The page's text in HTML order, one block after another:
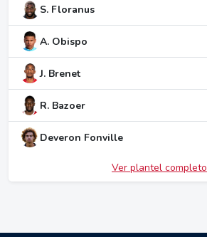
S. Floranus
A. Obispo
J. Brenet
R. Bazoer
Deveron Fonville
Ver plantel completo